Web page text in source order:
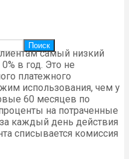
Поиск
самый низкий
в год. Это не
платежного
использования, чем у
60 месяцев по
на потраченные
каждый день действия
списывается комиссия